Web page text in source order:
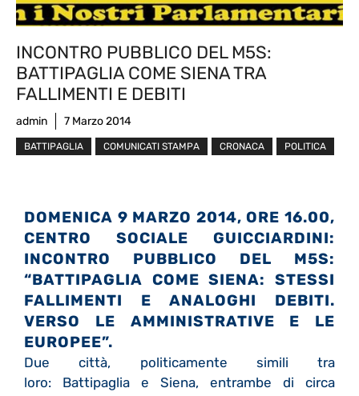
INCONTRO PUBBLICO DEL M5S:
BATTIPAGLIA COME SIENA TRA
FALLIMENTI E DEBITI
admin 7 Marzo 2014
BATTIPAGLIA COMUNICATI STAMPA CRONACA POLITICA
DOMENICA 9 MARZO 2014, ORE 16.00,
CENTRO SOCIALE GUICCIARDINI:
INCONTRO PUBBLICO DEL M5S:
“BATTIPAGLIA COME SIENA: STESSI
FALLIMENTI E ANALOGHI DEBITI.
VERSO LE AMMINISTRATIVE E LE
EUROPEE”.
Due città, politicamente simili tra
loro: Battipaglia e Siena, entrambe di circa